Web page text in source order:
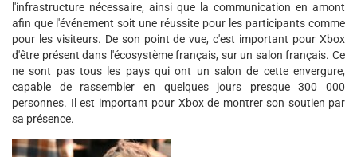
l'infrastructure nécessaire, ainsi que la communication en amont
afin que l'événement soit une réussite pour les participants comme
pour les visiteurs. De son point de vue, c'est important pour Xbox
d'être présent dans l'écosystème français, sur un salon français. Ce
ne sont pas tous les pays qui ont un salon de cette envergure,
capable de rassembler en quelques jours presque 300 000
personnes. Il est important pour Xbox de montrer son soutien par
sa présence.